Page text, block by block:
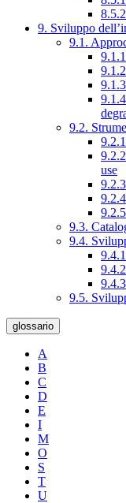
9. Sviluppo
9.1.
9.2.
use
9.3.
9.4.
9.5.
glossario
A
B
C
D
E
I
M
O
S
T
U